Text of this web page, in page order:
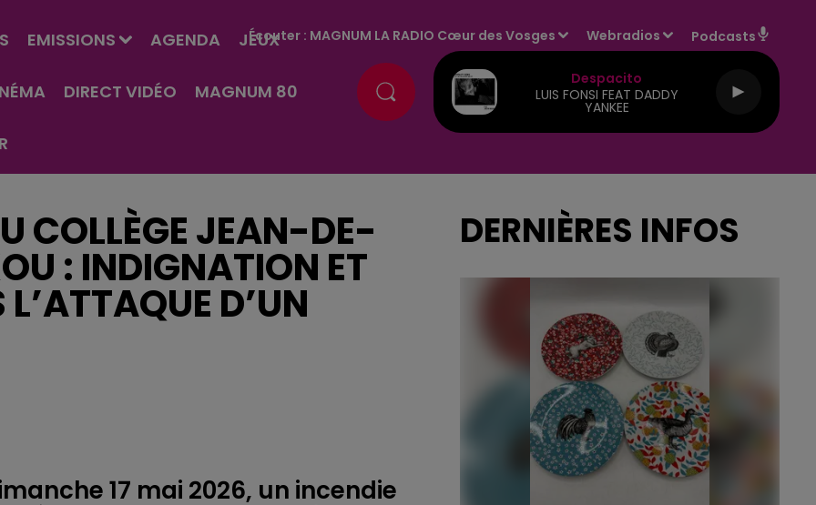
EMISSIONS AGENDA JEUX
DIRECT VIDÉO MAGNUM 80
Écouter : MAGNUM LA RADIO Cœur des Vosges Webradios Podcasts
Despacito
LUIS FONSI FEAT DADDY
YANKEE
COLLÈGE JEAN-DE-
: INDIGNATION ET
D’UN
17 mai 2026, un incendie
DERNIÈRES INFOS